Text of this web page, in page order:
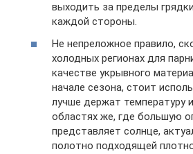
выходить за пределы
каждой стороны.
Не непреложное правило,
холодных регионах для
качестве укрывного
начале сезона, стоит
лучше держат температуру
областях же, где большую
представляет солнце,
полотно подходящей